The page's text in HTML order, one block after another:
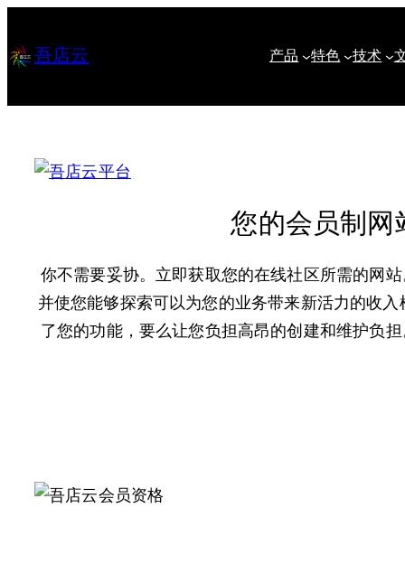
至
容
吾店云 产品 特色 技术
您的会员制网
你不需要妥协。立即获取您的在线社区所需的网
并使您能够探索可以为您的业务带来新活力的收
了您的功能，要么让您负担高昂的创建和维护负